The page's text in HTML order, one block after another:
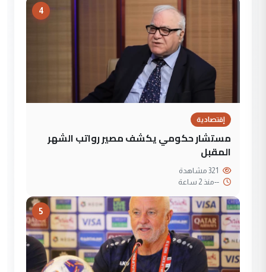
4
إقتصادية
مستشار حكومي يكشف مصير رواتب الشهر
المقبل
--منذ 2 ساعة
5